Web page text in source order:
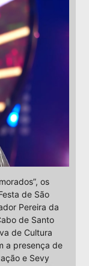
os
de São
Pereira da
de Santo
de Cultura
a presença de
e Sevy